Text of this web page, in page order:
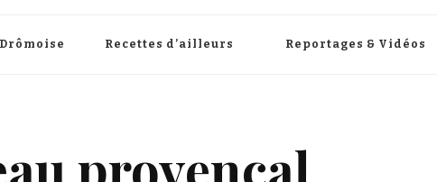
Drômoise Recettes d’ailleurs Reportages & Vidéos
provençal